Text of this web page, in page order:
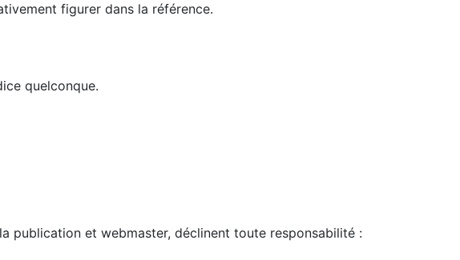
figurer dans la référence.
quelconque.
publication et webmaster, déclinent toute responsabilité :